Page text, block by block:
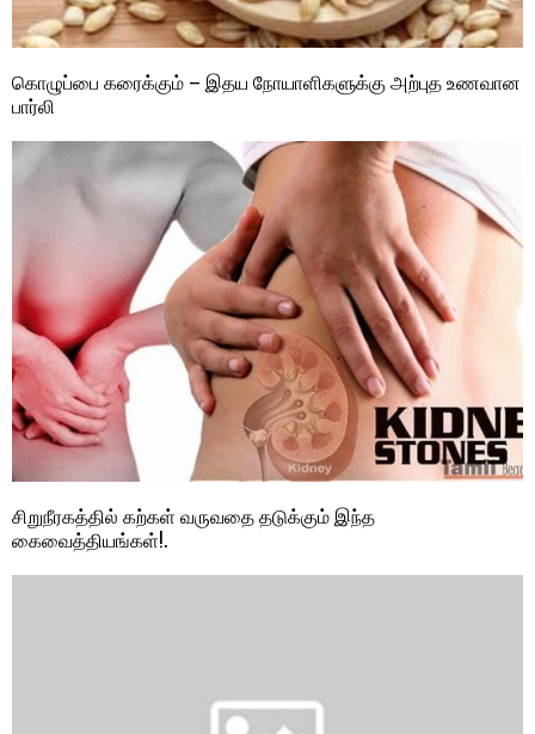
கொழுப்பை கரைக்கும் – இதய நோயாளிகளுக்கு அற்புத உணவான
பார்லி
சிறுநீரகத்தில் கற்கள் வருவதை தடுக்கும் இந்த
கைவைத்தியங்கள்!.